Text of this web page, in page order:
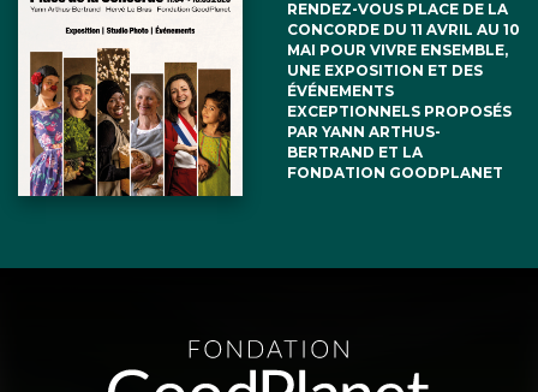
RENDEZ-VOUS PLACE DE LA
CONCORDE DU 11 AVRIL AU 10
MAI POUR VIVRE ENSEMBLE,
UNE EXPOSITION ET DES
ÉVÉNEMENTS
EXCEPTIONNELS PROPOSÉS
PAR YANN ARTHUS-
BERTRAND ET LA
FONDATION GOODPLANET